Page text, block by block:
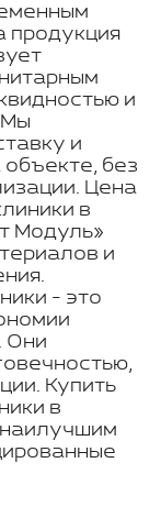
продукция
и
Мы
и
без
Цена
в
Модуль»
и
- это
Они
Купить
в